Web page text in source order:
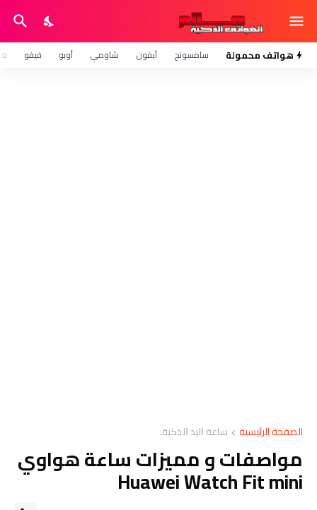
هواتف محمولة سامسونج آيفون شاومي أوبو فيفو
الصفحة الرئيسية ﺳﺎﻋﺔ ﺍﻟﻴﺪ ﺍﻟﺬﻛﻴﺔ،
مواصفات و مميزات ساعة هواوي
Huawei Watch Fit mini